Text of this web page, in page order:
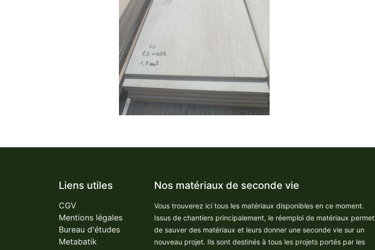
Liens utiles
CGV
Mentions légales
Bureau d'études
Metabatik
Nos matériaux de seconde vie
Vous trouverez ici tous les matériaux disponibles en ce moment.
Issus de chantiers principalement, le réemploi de matériaux permet
de sauver des matériaux et leurs donner une seconde vie sur un
nouveau projet. Ils sont destinés à tous les projets portés par les